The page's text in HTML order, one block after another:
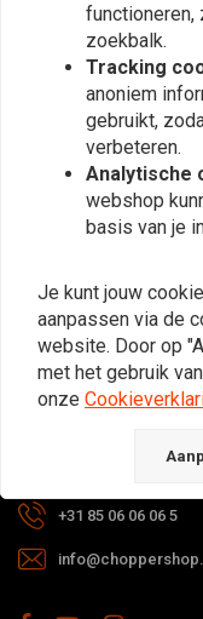
Gotenburgweg
+31 85 06 06 06 5
functioneren,
zoekbalk.
Tracking
anoniem
gebruikt,
verbeteren.
Analytische
webshop
basis van je
Je kunt jouw
aanpassen via de
website. Door op
met het gebruik
onze